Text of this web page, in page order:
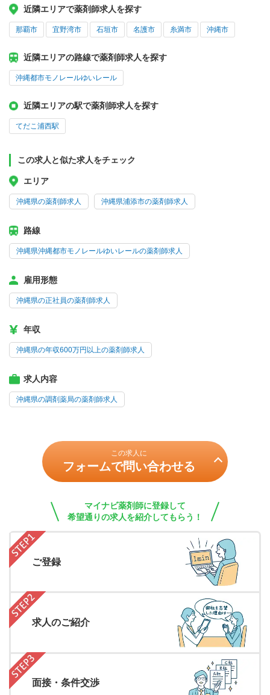
近隣エリアで薬剤師求人を探す
那覇市 宜野湾市 石垣市 名護市 糸満市 沖縄市
近隣エリアの路線で薬剤師求人を探す
沖縄都市モノレールゆいレール
近隣エリアの駅で薬剤師求人を探す
てだこ浦西駅
この求人と似た求人をチェック
エリア
沖縄県の薬剤師求人 沖縄県浦添市の薬剤師求人
路線
沖縄県沖縄都市モノレールゆいレールの薬剤師求人
雇用形態
沖縄県の正社員の薬剤師求人
年収
沖縄県の年収600万円以上の薬剤師求人
求人内容
沖縄県の調剤薬局の薬剤師求人
この求人に
フォームで問い合わせる
マイナビ薬剤師に登録して
希望通りの求人を紹介してもらう！
ご登録
求人のご紹介
面接・条件交渉